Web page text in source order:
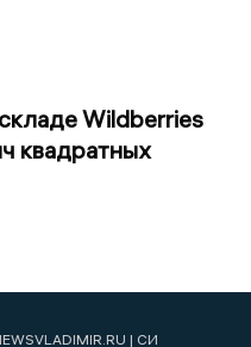
Wildberries
квадратных
| СИ